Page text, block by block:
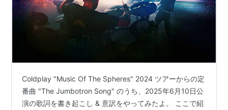
Coldplay "Music Of The Spheres" 2024 ツアーからの定
番曲 "The Jumbotron Song" のうち、2025年6月10日公
演の歌詞を書き起こし & 意訳をやってみたよ。 ここで紹